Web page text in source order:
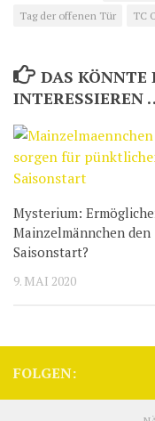
Tag der offenen Tür
TC
DAS KÖNNTE
INTERESSIEREN
Mysterium:
Mainzelmännchen den
Saisonstart?
9. MAI 2020
FOLGEN: